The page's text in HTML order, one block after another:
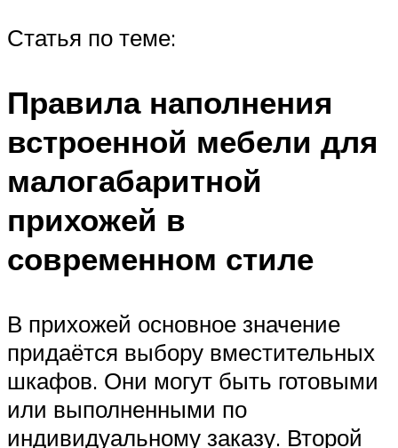
Статья по теме:
Правила наполнения
встроенной мебели для
малогабаритной
прихожей в
современном стиле
В прихожей основное значение
придаётся выбору вместительных
шкафов. Они могут быть готовыми
или выполненными по
индивидуальному заказу. Второй